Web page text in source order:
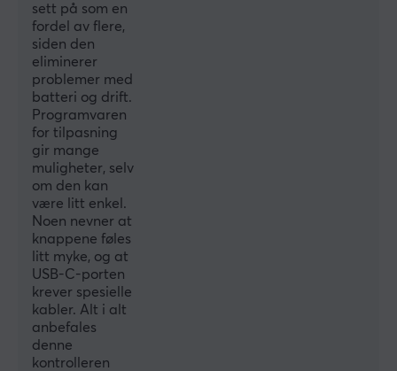
Produsentens garanti
1 års garanti
sett på som en
fordel av flere,
siden den
eliminerer
problemer med
batteri og drift.
Programvaren
for tilpasning
gir mange
muligheter, selv
om den kan
være litt enkel.
Noen nevner at
knappene føles
litt myke, og at
USB-C-porten
krever spesielle
kabler. Alt i alt
anbefales
denne
kontrolleren